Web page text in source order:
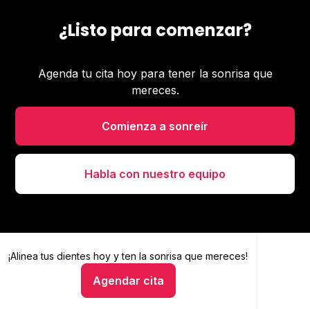
¿Listo para comenzar?
Agenda tu cita hoy para tener la sonrisa que
mereces.
Comienza a sonreír
Habla con nuestro equipo
¡Alinea tus dientes hoy yten la sonrisa que mereces!
Agendar cita
Alinea tus dientes hoy y ten la sonrisa que mereces
Hablar con un asesor